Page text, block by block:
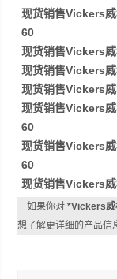
现货销售Vickers
60
现货销售Vickers
现货销售Vickers
现货销售Vickers
现货销售Vickers
60
现货销售Vickers
60
现货销售Vickers
如果你对*Vickers威
想了解更详细的产品信